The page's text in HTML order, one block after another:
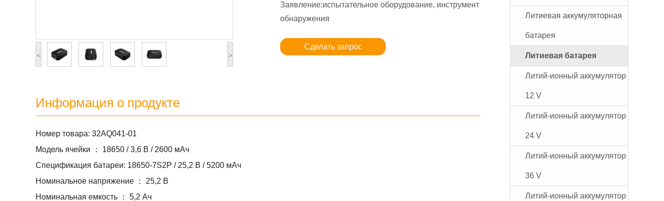
Заявление:испытательное оборудование, инструмент
обнаружения
Сделать запрос
<
>
Информация о продукте
Номер товара: 32AQ041-01
Модель ячейки ： 18650 / 3,6 В / 2600 мАч
Спецификация батареи: 18650-7S2P / 25,2 В / 5200 мАч
Номинальное напряжение ： 25,2 В
Номинальная емкость ： 5,2 Ач
Литиевая аккумуляторная
батарея
Литиевая батарея
Литий-ионный аккумулятор
12 V
Литий-ионный аккумулятор
24 V
Литий-ионный аккумулятор
36 V
Литий-ионный аккумулятор